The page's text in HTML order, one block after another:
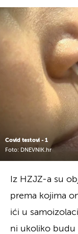
Covid testovi - 1
Foto: DNEVNIK.hr
Iz HZJZ-a su
prema kojima
ići u
ni ukoliko budu